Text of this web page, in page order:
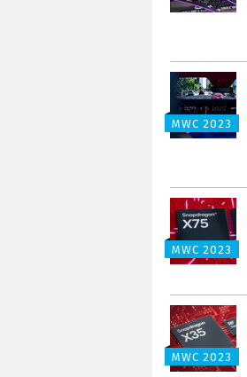
MWC 2023
MWC 2023
MWC 2023